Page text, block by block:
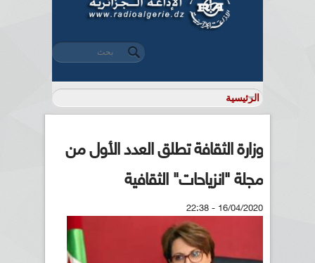
استمارة البحث
‏بحث ‏
وزارة الثقافة تطلق العدد الأول من
مجلة "انزياحات" الثقافية
16/04/2020 - 22:38